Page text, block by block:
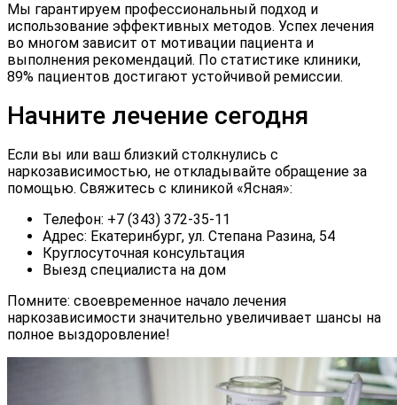
Мы гарантируем профессиональный подход и
использование эффективных методов. Успех лечения
во многом зависит от мотивации пациента и
выполнения рекомендаций. По статистике клиники,
89% пациентов достигают устойчивой ремиссии.
Начните лечение сегодня
Если вы или ваш близкий столкнулись с
наркозависимостью, не откладывайте обращение за
помощью. Свяжитесь с клиникой «Ясная»:
Телефон: +7 (343) 372-35-11
Адрес: Екатеринбург, ул. Степана Разина, 54
Круглосуточная консультация
Выезд специалиста на дом
Помните: своевременное началолечения
наркозависимости значительно увеличивает шансы на
полное выздоровление!